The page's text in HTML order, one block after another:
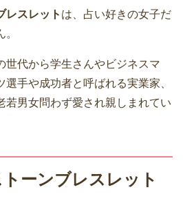
レスレット は、占い好きの女子だ
世代から学生さんやビジネスマ
手や成功者と呼ばれる実業家、
若男女問わず愛され親しまれてい
ーンブレスレット